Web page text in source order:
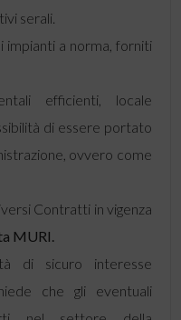
serali.
a norma, forniti
efficienti, locale
di essere portato
ovvero come
Contratti in vigenza
MURI.
di sicuro interesse
che gli eventuali